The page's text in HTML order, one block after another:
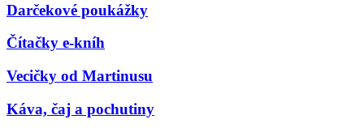
Darčekové poukážky
Čítačky e-kníh
Vecičky od Martinusu
Káva, čaj a pochutiny